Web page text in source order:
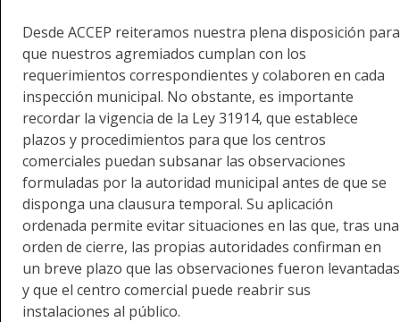
Desde ACCEP reiteramos nuestra plena disposición para
que nuestros agremiados cumplan con los
requerimientos correspondientes y colaboren en cada
inspección municipal. No obstante, es importante
recordar la vigencia de la Ley 31914, que establece
plazos y procedimientos para que los centros
comerciales puedan subsanar las observaciones
formuladas por la autoridad municipal antes de que se
disponga una clausura temporal. Su aplicación
ordenada permite evitar situaciones en las que, tras una
orden de cierre, las propias autoridades confirman en
un breve plazo que las observaciones fueron levantadas
y que el centro comercial puede reabrir sus
instalaciones al público.